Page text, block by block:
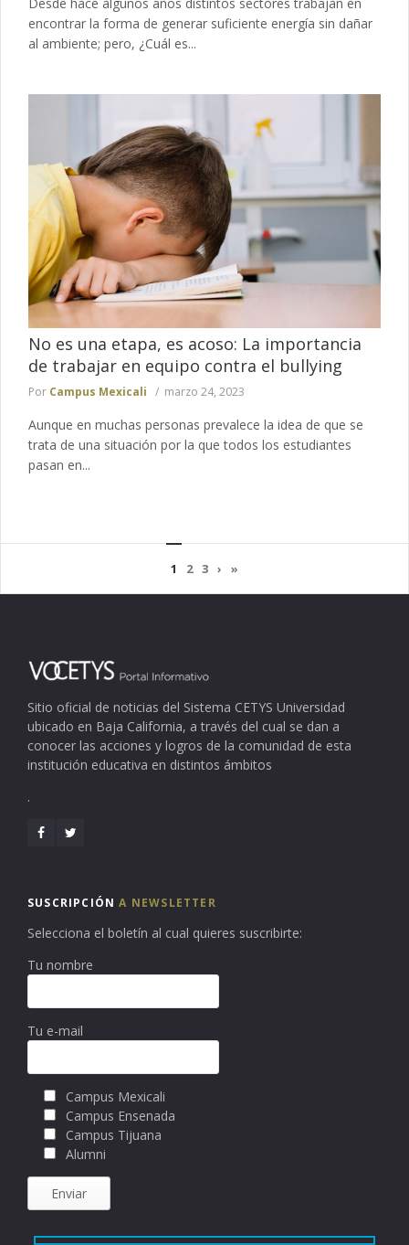
encontrar la forma de generar suficiente energía sin dañar
al ambiente; pero, ¿Cuál es...
No es una etapa, es acoso: La importancia
de trabajar en equipo contra el bullying
Por Campus Mexicali marzo 24, 2023
Aunque en muchas personas prevalece la idea de que se
trata de una situación por la que todos los estudiantes
pasan en...
1 2 3 › »
Sitio oficial de noticias del Sistema CETYS Universidad
ubicado en Baja California, a través del cual se dan a
conocer las acciones y logros de la comunidad de esta
institución educativa en distintos ámbitos
.
SUSCRIPCIÓNA NEWSLETTER
Selecciona el boletín al cual quieres suscribirte:
Tu nombre
Tu e-mail
Campus Mexicali
Campus Ensenada
Campus Tijuana
Alumni